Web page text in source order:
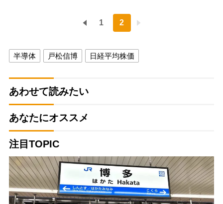
1 2
半導体 戸松信博 日経平均株価
あわせて読みたい
あなたにオススメ
注目TOPIC